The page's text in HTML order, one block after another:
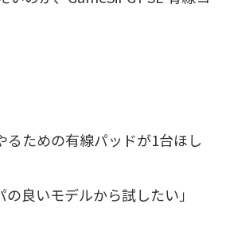
るための有線パッドが1台ほし
の良いモデルから試したい」